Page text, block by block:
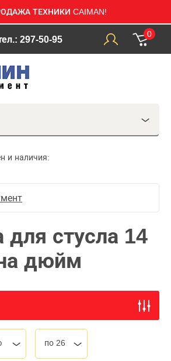
ТЕХНИКИ CAIMAN!
297-50-95
0
и наличия:
для стусла 14
дюйм
по 26